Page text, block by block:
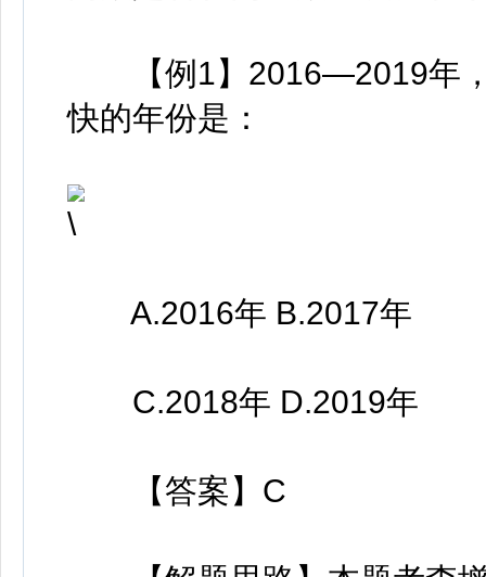
【例1】2016—2019年，
快的年份是：
A.2016年 B.2017年
C.2018年 D.2019年
【答案】C